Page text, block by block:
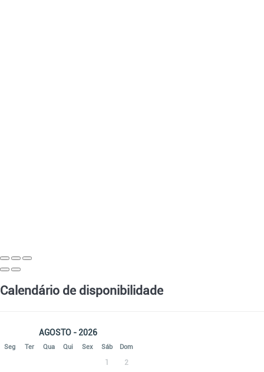
Calendário de disponibilidade
AGOSTO - 2026
Seg Ter Qua Qui Sex Sáb Dom
1 2